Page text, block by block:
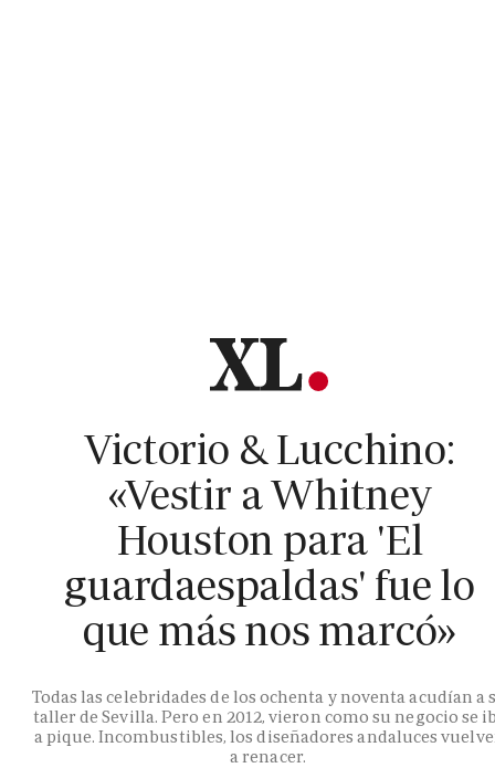
Victorio & Lucchino:
«Vestir a Whitney
Houston para 'El
guardaespaldas' fue lo
que más nos marcó»
Todas las celebridades de los ochenta y noventa acudían a
taller de Sevilla. Pero en 2012, vieron como su negocio se
a pique. Incombustibles, los diseñadores andaluces
a renacer.